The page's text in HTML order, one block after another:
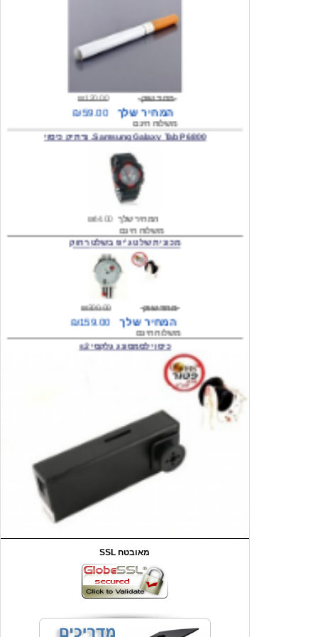
₪120.00
משלוח חינם
Samsung Galaxy Tab P6800, נרתיק כיסוי
המחיר שלך
משלוח חינם
₪300.00 מחיר שוק
₪159.00
כיסוי לסמסונג גלקסי s2
₪59.00
₪90.00 מחיר שוק
₪44.00 המחיר שלך
SSL מאובטח